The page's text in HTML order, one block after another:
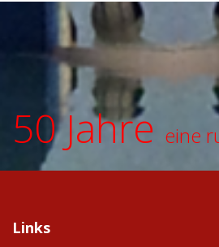
50 Jahre eine
Links